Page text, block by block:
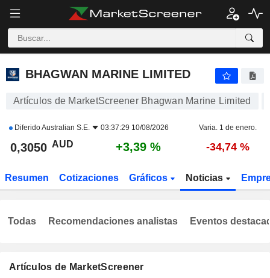
BHAGWAN MARINE LIMITED
BHAGWAN MARINE LIMITED
Artículos de MarketScreener Bhagwan Marine Limited
DiferidoAustralian S.E. 03:37:29 10/08/2026 Varia. 1 de enero.
0,3050 AUD +3,39 % -34,74 %
Resumen Cotizaciones Gráficos Noticias
Artículos de MarketScreener
Todas Recomendaciones analistas Eventos